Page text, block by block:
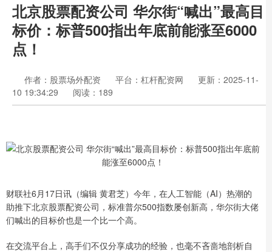
北京股票配资公司 华尔街“喊出”最高目
标价：标普500指出年底前能涨至6000
点！
作者：股票场外配资 平台：杠杆配资网
更新：2025-11-
10 19:34:29
阅读：189
财联社6月17日讯（编辑 黄君芝）今年，在人工智能（AI）热潮的
助推下北京股票配资公司，标准普尔500指数屡创新高，华尔街大佬
们喊出的目标价也是一个比一个高。
在交流平台上，高手们不仅分享成功的经验，也毫不吝啬地剖析自